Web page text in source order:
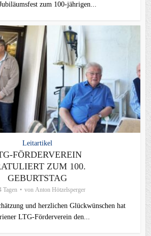
zum 100-jährigen...
Leitartikel
FÖRDERVEREIN
ZUM 100.
GEBURTSTAG
Tagen von Anton Hötzelsperger
und herzlichen Glückwünschen hat
LTG‑Förderverein den...